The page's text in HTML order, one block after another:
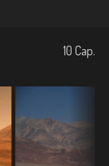
10 Cap.